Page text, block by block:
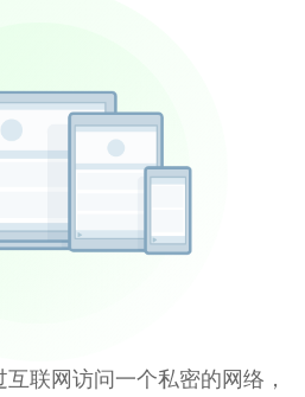
联网访问一个私密的网络，